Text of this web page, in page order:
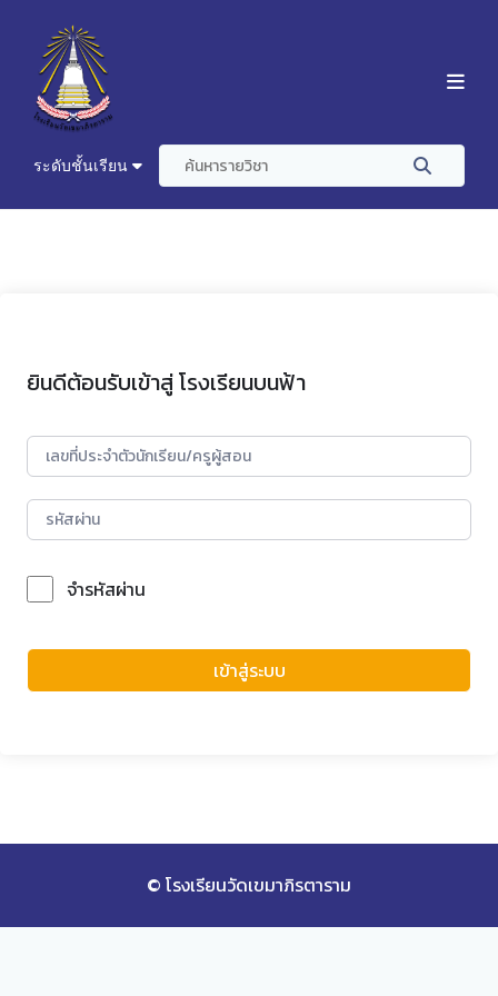
ระดับชั้นเรียน
ยินดีต้อนรับเข้าสู่ โรงเรียนบนฟ้า
จำรหัสผ่าน
เข้าสู่ระบบ
© โรงเรียนวัดเขมาภิรตาราม